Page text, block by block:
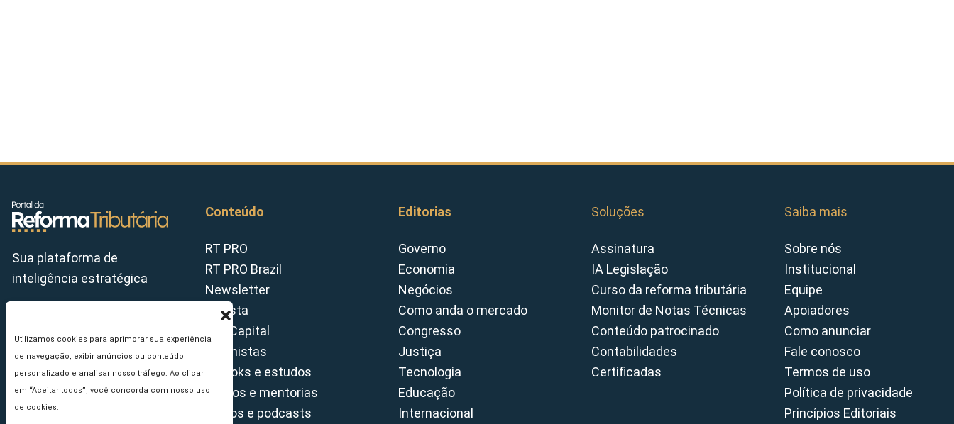
Utilizamos cookies para aprimorar sua experiência
de navegação, exibir anúncios ou conteúdo
personalizado e analisar nosso tráfego. Ao clicar
em “Aceitar todos”, você concorda com nosso uso
de cookies.
Sua plataforma de
inteligência estratégica
Conteúdo
RT PRO
RT PRO Brazil
Newsletter
Revista
Tax Capital
Colunistas
E-books e estudos
Cursos e mentorias
Vídeos e podcasts
Editorias
Governo
Economia
Negócios
Como anda o mercado
Congresso
Justiça
Tecnologia
Educação
Internacional
Soluções
Assinatura
IA Legislação
Curso da reforma tributária
Monitor de Notas Técnicas
Conteúdo patrocinado
Contabilidades
Certificadas
Saiba mais
Sobre nós
Institucional
Equipe
Apoiadores
Como anunciar
Fale conosco
Termos de uso
Política de privacidade
Princípios Editoriais